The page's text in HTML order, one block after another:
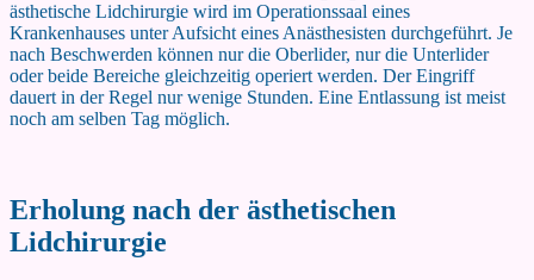
ästhetische Lidchirurgie wird im Operationssaal eines
Krankenhauses unter Aufsicht eines Anästhesisten durchgeführt. Je
nach Beschwerden können nur die Oberlider, nur die Unterlider
oder beide Bereiche gleichzeitig operiert werden. Der Eingriff
dauert in der Regel nur wenige Stunden. Eine Entlassung ist meist
noch am selben Tag möglich.
Erholung nach der ästhetischen
Lidchirurgie